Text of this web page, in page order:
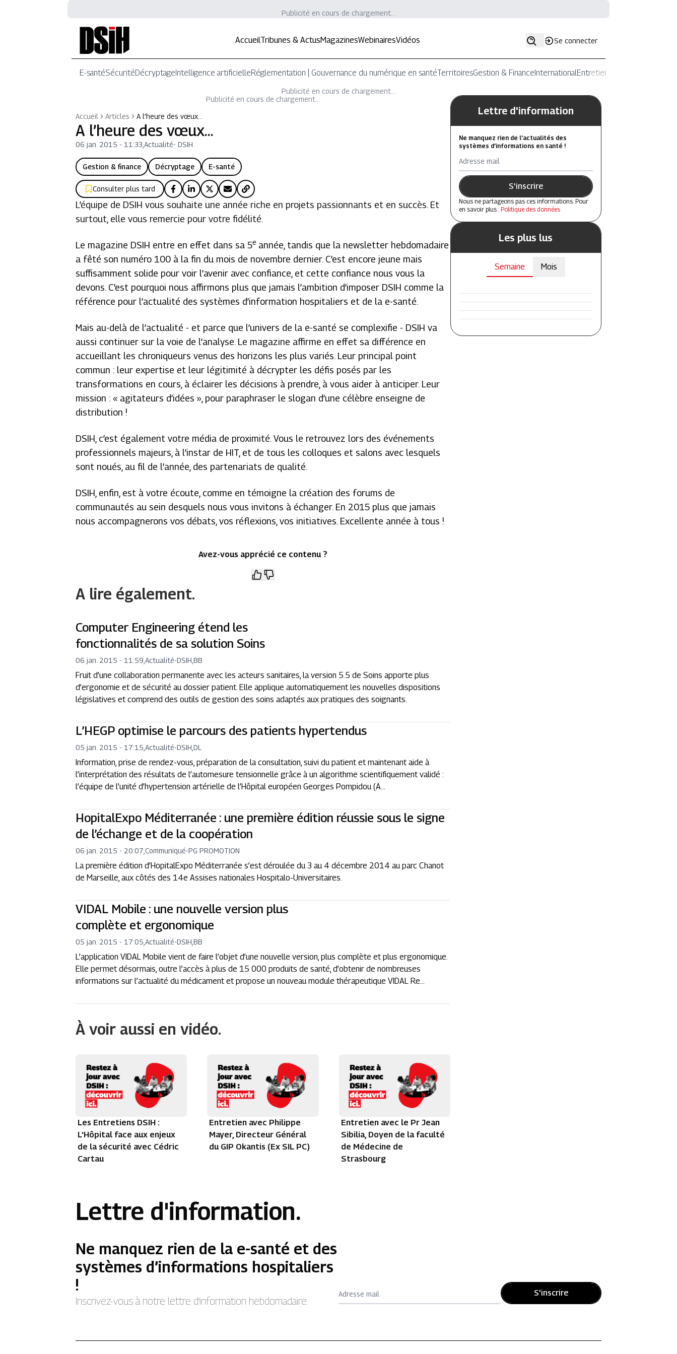
Publicité en cours de chargement...
AccueilTribunes & ActusMagazinesWebinairesVidéos Se connecter
E-santéSécuritéDécryptageIntelligence artificielleRéglementation | Gouvernance du numérique en santéTerritoiresGestion & FinanceInternationalEntretiens
Publicité en cours de chargement...
Publicité en cours de chargement...
Accueil
Articles A l’heure des vœux…
A l’heure des vœux…
06 jan. 2015 - 11:33 ,Actualité-DSIH
Gestion & finance Décryptage E-santé
Consulter plus tard
L’équipe de DSIH vous souhaite une année riche en projets passionnants et en succès. Et
surtout, elle vous remercie pour votre fidélité.
Le magazine DSIH entre en effet dans sa 5e année, tandis que la newsletter hebdomadaire
a fêté son numéro 100 à la fin du mois de novembre dernier. C’est encore jeune mais
suffisamment solide pour voir l’avenir avec confiance, et cette confiance nous vous la
devons. C’est pourquoi nous affirmons plus que jamais l’ambition d’imposer DSIH comme la
référence pour l’actualité des systèmes d’information hospitaliers et de la e-santé.
Mais au-delà de l’actualité - et parce que l’univers de la e-santé se complexifie - DSIH va
aussi continuer sur la voie de l’analyse. Le magazine affirme en effet sa différence en
accueillant les chroniqueurs venus des horizons les plus variés. Leur principal point
commun : leur expertise et leur légitimité à décrypter les défis posés par les
transformations en cours, à éclairer les décisions à prendre, à vous aider à anticiper. Leur
mission : « agitateurs d’idées », pour paraphraser le slogan d’une célèbre enseigne de
distribution !
DSIH, c’est également votre média de proximité. Vous le retrouvez lors des événements
professionnels majeurs, à l’instar de HIT, et de tous les colloques et salons avec lesquels
sont noués, au fil de l’année, des partenariats de qualité.
DSIH, enfin, est à votre écoute, comme en témoigne la création des forums de
communautés au sein desquels nous vous invitons à échanger. En 2015 plus que jamais
nous accompagnerons vos débats, vos réflexions, vos initiatives. Excellente année à tous !
Avez-vous apprécié ce contenu ?
A lire également.
Computer Engineering étend les
fonctionnalités de sa solution Soins
06 jan. 2015 - 11:59 ,Actualité-DSIH,BB
Fruit d’une collaboration permanente avec les acteurs sanitaires, la version 5.5 de Soins apporte plus
d’ergonomie et de sécurité au dossier patient. Elle applique automatiquement les nouvelles dispositions
législatives et comprend des outils de gestion des soins adaptés aux pratiques des soignants.
L’HEGP optimise le parcours des patients hypertendus
05 jan. 2015 - 17:15 ,Actualité-DSIH,DL
Information, prise de rendez-vous, préparation de la consultation, suivi du patient et maintenant aide à
l’interprétation des résultats de l’automesure tensionnelle grâce à un algorithme scientifiquement validé :
l’équipe de l’unité d’hypertension artérielle de l’Hôpital européen Georges Pompidou (A...
HopitalExpo Méditerranée : une première édition réussie sous le signe
de l’échange et de la coopération
06 jan. 2015 - 20:07 ,Communiqué-PG PROMOTION
La première édition d’HopitalExpo Méditerranée s’est déroulée du 3 au 4 décembre 2014 au parc Chanot
de Marseille, aux côtés des 14e Assises nationales Hospitalo-Universitaires.
VIDAL Mobile : une nouvelle version plus
complète et ergonomique
05 jan. 2015 - 17:05 ,Actualité-DSIH,BB
L’application VIDAL Mobile vient de faire l’objet d’une nouvelle version, plus complète et plus ergonomique.
Elle permet désormais, outre l’accès à plus de 15 000 produits de santé, d’obtenir de nombreuses
informations sur l’actualité du médicament et propose un nouveau module thérapeutique VIDAL Re...
À voir aussi en vidéo.
Les Entretiens DSIH :
L'Hôpital face aux enjeux
de la sécurité avec Cédric
Cartau
Entretien avec Philippe
Mayer, Directeur Général
du GIP Okantis (Ex SIL PC)
Entretien avec le Pr Jean
Sibilia, Doyen de la faculté
de Médecine de
Strasbourg
Lettre d'information
Ne manquez rien de l’actualités des
systèmes d’informations en santé !
Adresse mail
S'inscrire
Nous ne partageons pas ces informations. Pour
en savoir plus : Politique des données
Les plus lus
Semaine Mois
Lettre d'information.
Ne manquez rien de la e-santé et des
systèmes d’informations hospitaliers
!
Inscrivez-vous à notre lettre d’information hebdomadaire.
Adresse mail S'inscrire